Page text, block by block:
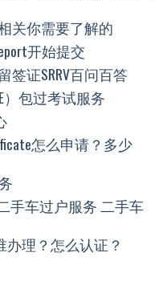
关你需要了解的
开始提交
签证SRRV百问百答
）包过考试服务
怎么申请？多少
手车过户服务 二手车
理？怎么认证？